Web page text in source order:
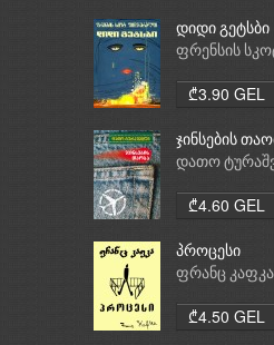
დიდი გეტსბი
ფრენსის
₾3.90 GEL
ჯინსების
დათო
₾4.60 GEL
პროცესი
ფრანც კაფკა
₾4.50 GEL